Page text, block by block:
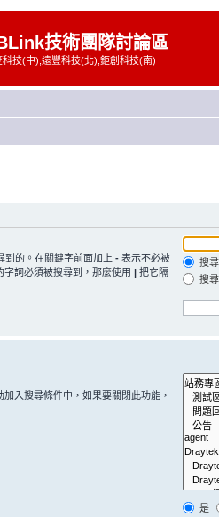
技術團隊討論區
科技(中),遠豐科技(北),鉅創科技(南)
到的。在關鍵字前面加上 - 表示不必被
詞必須被搜尋到，那麼使用 | 把它隔
搜
搜
入搜尋條件中，如果要關閉此功能，
是